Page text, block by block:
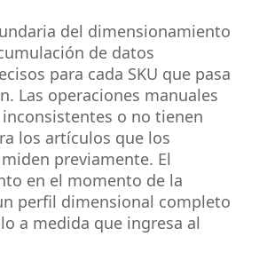
del dimensionamiento
de datos
para cada SKU que pasa
Las operaciones manuales
o no tienen
los artículos que los
previamente. El
en el momento de la
perfil dimensional completo
a medida que ingresa al